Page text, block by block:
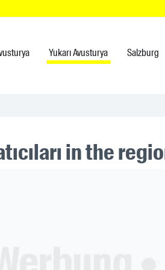
Yukarı Avusturya Salzburg
in the